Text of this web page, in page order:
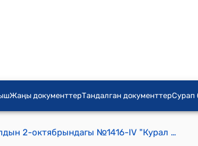
Жаңы документтерТандалган документтерСурап
Кыргыз Республикасынын ЖК 2009-жылдын 2-октябрындагы №1416-IV "Курал жөнүндө" Кыргыз Республикасынын Мыйзамына толуктоолор жана өзгөртүүлөр киргизүү тууралу"Кыргыз Республикасынын Мыйзамын кабыл алуу жөнүндө" токтому